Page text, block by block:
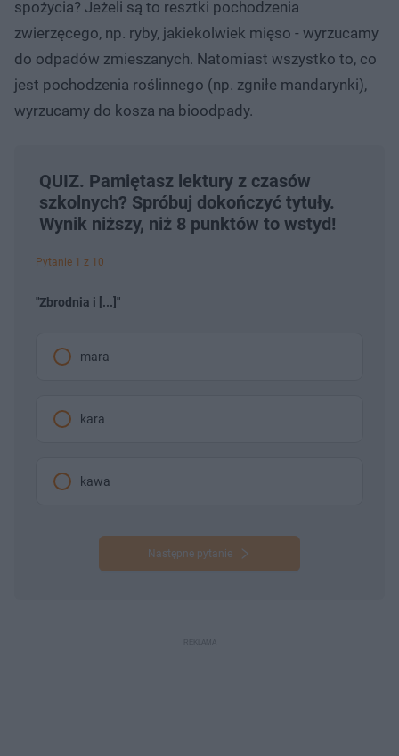
spożycia? Jeżeli są to resztki pochodzenia
zwierzęcego, np. ryby, jakiekolwiek mięso - wyrzucamy
do odpadów zmieszanych. Natomiast wszystko to, co
jest pochodzenia roślinnego (np. zgniłe mandarynki),
wyrzucamy do kosza na bioodpady.
QUIZ. Pamiętasz lektury z czasów
szkolnych? Spróbuj dokończyć tytuły.
Wynik niższy, niż 8 punktów to wstyd!
Pytanie 1 z 10
"Zbrodnia i [...]"
mara
kara
kawa
Następne pytanie